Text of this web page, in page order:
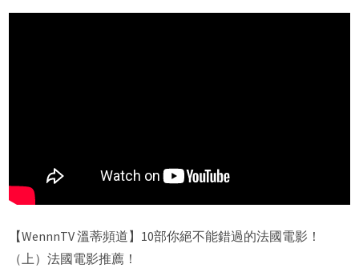
【WennnTV 溫蒂頻道】10部你絕不能錯過的法國電影！
（上）法國電影推薦！